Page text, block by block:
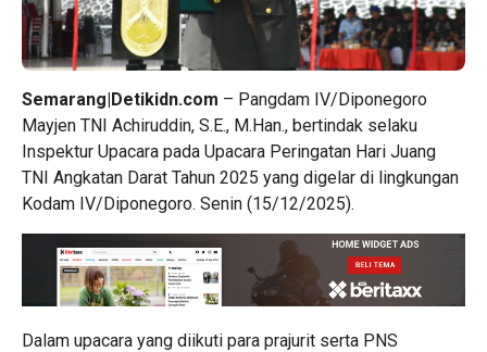
Semarang|Detikidn.com – Pangdam IV/Diponegoro
Mayjen TNI Achiruddin, S.E., M.Han., bertindak selaku
Inspektur Upacara pada Upacara Peringatan Hari Juang
TNI Angkatan Darat Tahun 2025 yang digelar di lingkungan
Kodam IV/Diponegoro. Senin (15/12/2025).
Dalam upacara yang diikuti para prajurit serta PNS